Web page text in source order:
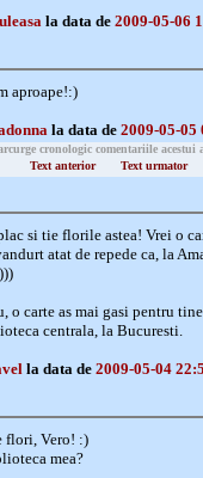
la data de 2009-05-06
aproape!:)
la data de 2009-05-05
cronologic comentariile acestui
Text anterior
Text urmator
si tie florile astea! Vrei o
atat de repede ca, la
o carte as mai gasi pentru
centrala, la Bucuresti.
la data de 2009-05-04
flori, Vero! :)
mea?